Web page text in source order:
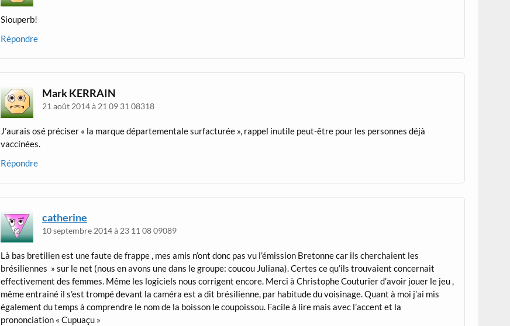
Siouperb!
Répondre
Mark KERRAIN
21 août 2014 à 21 09 31 08318
J’aurais osé préciser « la marque départementale surfacturée », rappel inutile peut-être pour les personnes déjà
vaccinées.
Répondre
catherine
10 septembre 2014 à 23 11 08 09089
Là bas bretilien est une faute de frappe , mes amis n’ont donc pas vu l’émission Bretonne car ils cherchaient les
brésiliennes » sur le net (nous en avons une dans le groupe: coucou Juliana). Certes ce qu’ils trouvaient concernait
effectivement des femmes. Même les logiciels nous corrigent encore. Merci à Christophe Couturier d’avoir jouer le jeu ,
même entrainé il s’est trompé devant la caméra est a dit brésilienne, par habitude du voisinage. Quant à moi j’ai mis
également du temps à comprendre le nom de la boisson le coupoissou. Facile à lire mais avec l’accent et la
prononciation « Cupuaçu »